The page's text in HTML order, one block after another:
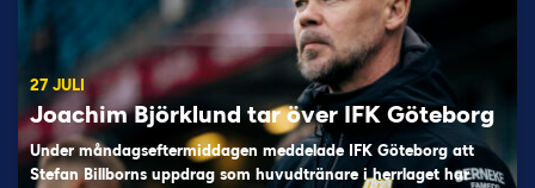
27 JULI
Joachim Björklund tar över IFK Göteborg
Under måndagseftermiddagen meddelade IFK Göteborg att
Stefan Billborns uppdrag som huvudtränare i herrlaget har